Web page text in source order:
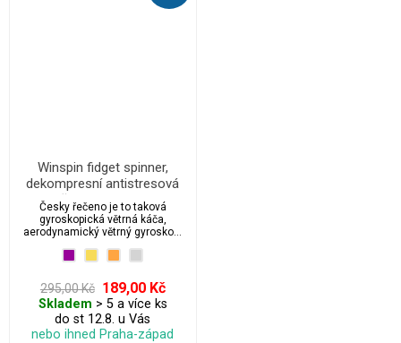
Winspin fidget spinner,
dekompresní antistresová
hračka Novinka 2021
Česky řečeno je to taková
gyroskopická větrná káča,
aerodynamický větrný gyroskop.
která vás uklidní a procvičíte s ní
zapomenete na úzkost a
přestanete se svými špatnými
návyky jako je kouření ze stresu z
práce apod.
295,00 Kč 189,00 Kč
Skladem > 5 a více ks
do st 12.8. u Vás
nebo ihned Praha-západ